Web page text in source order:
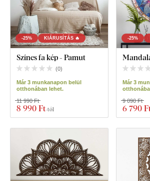
-25% KIÁRUSÍTÁS 🔥
Színes fa kép - Pamut
(0)
Már 3 munkanapon belül
otthonában lehet.
8 990 Ft-tól
11 990 Ft
-25%
Már 3
6 790
9 090 Ft